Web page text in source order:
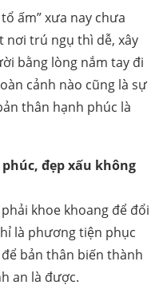
ấm” xưa nay chưa
nơi trú ngụ thì dễ, xây
bằng lòng nắm tay đi
cảnh nào cũng là sự
thân hạnh phúc là
đẹp xấu không
khoe khoang để đổi
là phương tiện phục
bản thân biến thành
an là được.